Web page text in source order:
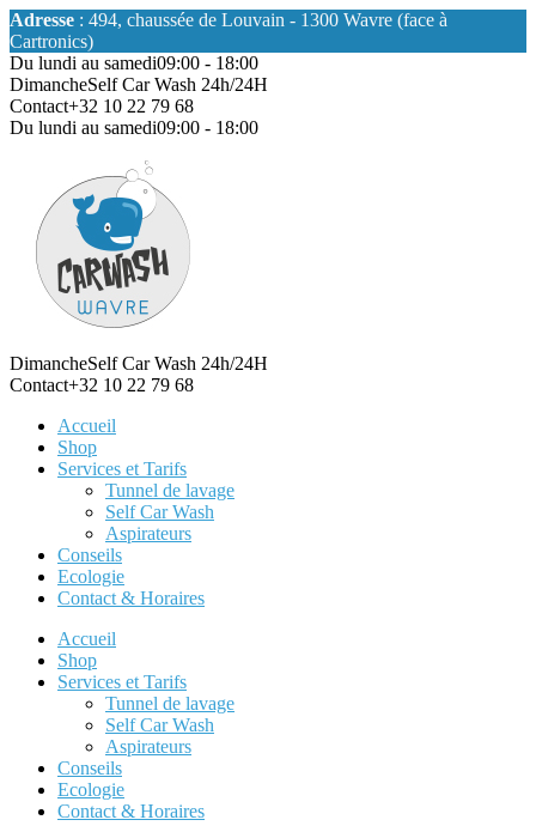
Adresse : 494, chaussée de Louvain - 1300 Wavre (face à
Cartronics)
Du lundi au samedi09:00 - 18:00
DimancheSelf Car Wash 24h/24H
Contact+32 10 22 79 68
Du lundi au samedi09:00 - 18:00
DimancheSelf Car Wash 24h/24H
Contact+32 10 22 79 68
Accueil
Shop
Services et Tarifs
Tunnel de lavage
Self Car Wash
Aspirateurs
Conseils
Ecologie
Contact & Horaires
Accueil
Shop
Services et Tarifs
Tunnel de lavage
Self Car Wash
Aspirateurs
Conseils
Ecologie
Contact & Horaires